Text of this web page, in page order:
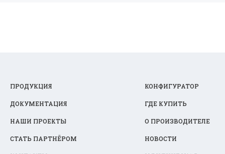
ПРОДУКЦИЯ КОНФИГУРАТОР
ДОКУМЕНТАЦИЯ ГДЕ КУПИТЬ
НАШИ ПРОЕКТЫ О ПРОИЗВОДИТЕЛЕ
СТАТЬ ПАРТНЁРОМ НОВОСТИ